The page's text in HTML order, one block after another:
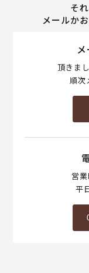
そ
メールか
頂きま
順次
営
平